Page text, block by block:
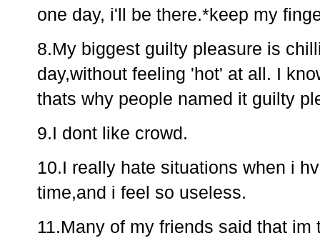
one day, i'll be there.*keep my
8.My biggest guilty pleasure is
day,without feeling 'hot' at all. I
thats why people named it guilty
9.I dont like crowd.
10.I really hate situations when i
time,and i feel so useless.
11.Many of my friends said that